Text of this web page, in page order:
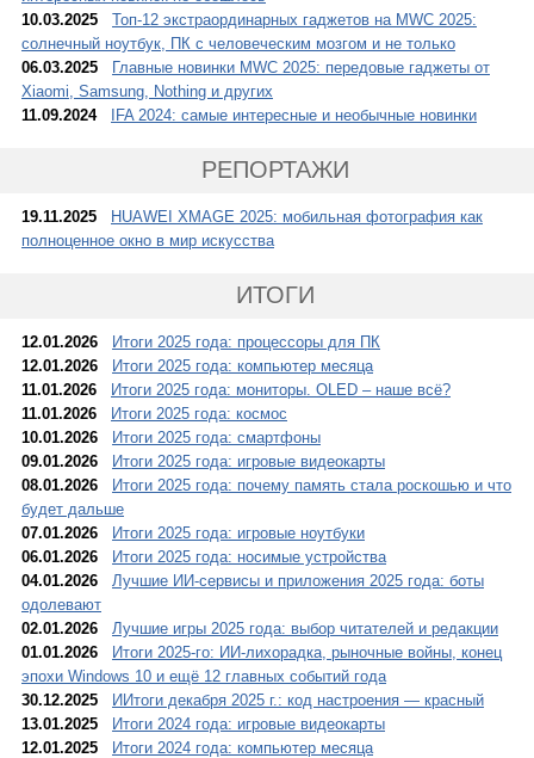
10.03.2025
Топ-12 экстраординарных гаджетов на MWC 2025:
солнечный ноутбук, ПК с человеческим мозгом и не только
06.03.2025
Главные новинки MWC 2025: передовые гаджеты от
Xiaomi, Samsung, Nothing и других
11.09.2024
IFA 2024: самые интересные и необычные новинки
РЕПОРТАЖИ
19.11.2025
HUAWEI XMAGE 2025: мобильная фотография как
полноценное окно в мир искусства
ИТОГИ
12.01.2026
Итоги 2025 года: процессоры для ПК
12.01.2026
Итоги 2025 года: компьютер месяца
11.01.2026
Итоги 2025 года: мониторы. OLED – наше всё?
11.01.2026
Итоги 2025 года: космос
10.01.2026
Итоги 2025 года: смартфоны
09.01.2026
Итоги 2025 года: игровые видеокарты
08.01.2026
Итоги 2025 года: почему память стала роскошью и что
будет дальше
07.01.2026
Итоги 2025 года: игровые ноутбуки
06.01.2026
Итоги 2025 года: носимые устройства
04.01.2026
Лучшие ИИ-сервисы и приложения 2025 года: боты
одолевают
02.01.2026
Лучшие игры 2025 года: выбор читателей и редакции
01.01.2026
Итоги 2025-го: ИИ-лихорадка, рыночные войны, конец
эпохи Windows 10 и ещё 12 главных событий года
30.12.2025
ИИтоги декабря 2025 г.: код настроения — красный
13.01.2025
Итоги 2024 года: игровые видеокарты
12.01.2025
Итоги 2024 года: компьютер месяца